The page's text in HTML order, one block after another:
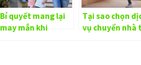
Bí quyết mang lại
may mắn khi
Tại sao chọn
vụ chuyển nhà